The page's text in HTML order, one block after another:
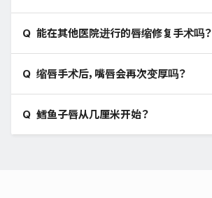
能在其他医院进行的唇缩修复手术吗？
缩唇手术后，嘴唇会再次变厚吗？
鳕鱼子唇从几厘米开始？